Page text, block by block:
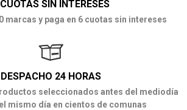
SIN INTERESES
marcas y paga en 6 cuotas sin intereses
DESPACHO 24 HORAS
seleccionados antes del mediodía
mismo día en cientos de comunas